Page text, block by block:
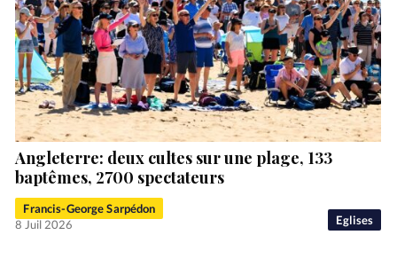
Eglises
Angleterre: deux cultes sur une plage, 133
baptêmes, 2700 spectateurs
Francis-George Sarpédon
8 Juil 2026